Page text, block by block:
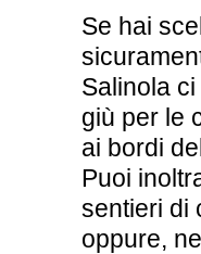
Se hai
Salinola
giù per le
ai bordi
Puoi
sentieri di
oppure,